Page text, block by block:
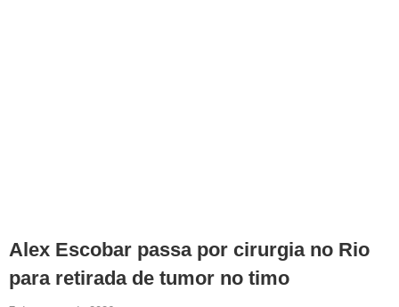
Alex Escobar passa por cirurgia no Rio
para retirada de tumor no timo